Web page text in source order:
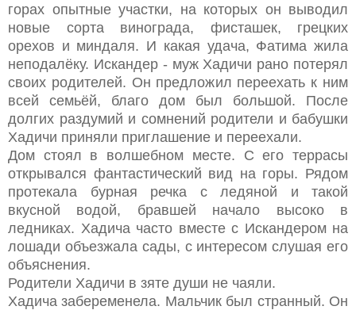
горах опытные участки, на которых он выводил
новые сорта винограда, фисташек, грецких
орехов и миндаля. И какая удача, Фатима жила
неподалёку. Искандер - муж Хадичи рано потерял
своих родителей. Он предложил переехать к ним
всей семьёй, благо дом был большой. После
долгих раздумий и сомнений родители и бабушки
Хадичи приняли приглашение и переехали.
Дом стоял в волшебном месте. С его террасы
открывался фантастический вид на горы. Рядом
протекала бурная речка с ледяной и такой
вкусной водой, бравшей начало высоко в
ледниках. Хадича часто вместе с Искандером на
лошади объезжала сады, с интересом слушая его
объяснения.
Родители Хадичи в зяте души не чаяли.
Хадича забеременела. Мальчик был странный. Он